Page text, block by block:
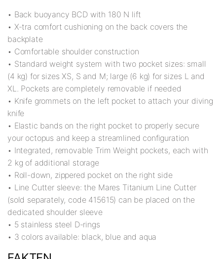
• Back buoyancy BCD with 180 N lift
• X-tra comfort cushioning on the back covers the
backplate
• Comfortable shoulder construction
• Standard weight system with two pocket sizes: small
(4 kg) for sizes XS, S and M; large (6 kg) for sizes L and
XL. Pockets are completely removable if needed
• Knife grommets on the left pocket to attach your diving
knife
• Elastic bands on the right pocket to properly secure
your octopus and keep a streamlined configuration
• Integrated, removable Trim Weight pockets, each with
2 kg of additional storage
• Roll-down, zippered pocket on the right side
• Line Cutter sleeve: the Mares Titanium Line Cutter
(sold separately, code 415615) can be placed on the
dedicated shoulder sleeve
• 5 stainless steel D-rings
• 3 colors available: black, blue and aqua